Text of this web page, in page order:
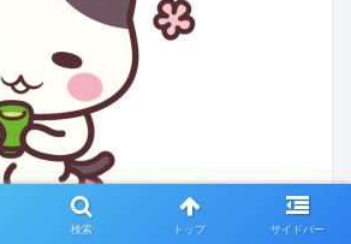
検索 トップ サイドバー